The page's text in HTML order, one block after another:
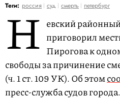
Теги: россия суд смерть петербург
Н евский
приговорил
Пирогова к
свободы за причинение
(ч. 1 ст. 109 УК). Об этом
пресс-служба судов города.